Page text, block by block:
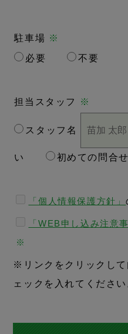
駐車場 ※
必要
不要
担当スタッフ ※
スタッフ名
い 初めての問合せ
「個人情報保護方針」
「WEB申し込み注意
※
※リンクをクリックし
ェックを入れてください